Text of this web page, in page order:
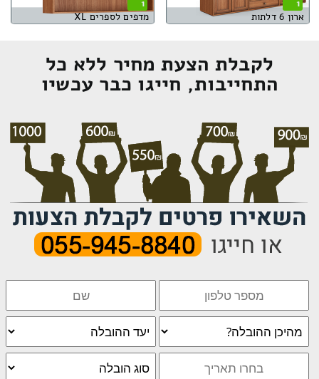
1
ארון 6 דלתות
1
מדפים לספרים XL
לקבלת הצעת מחיר ללא כל
התחייבות, חייגו כבר עכשיו